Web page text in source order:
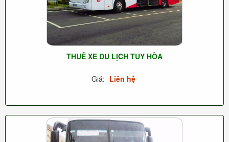
THUÊ XE DU LỊCH TUY HÒA
Giá: Liên hệ